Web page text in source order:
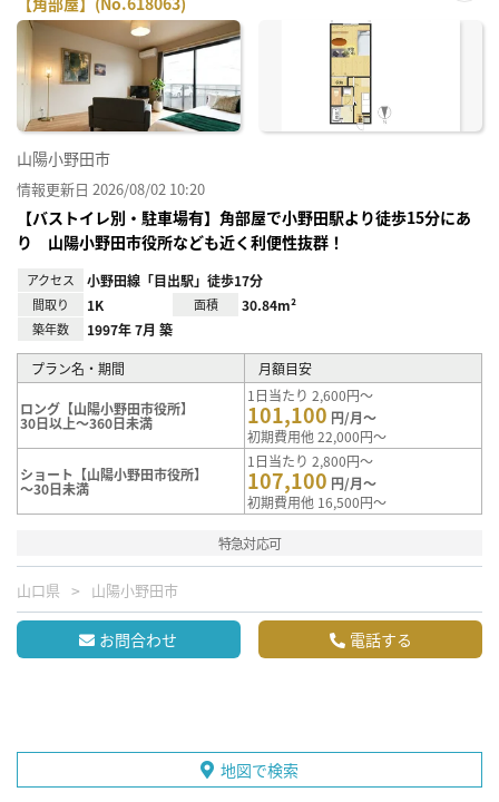
に入
山陽小野田市
情報更新日 2026/08/02 10:20
【バストイレ別・駐車場有】角部屋で小野田駅より徒歩15分にあ
り 山陽小野田市役所なども近く利便性抜群！
アクセス 小野田線「目出駅」徒歩17分
間取り 1K 面積 30.84m²
築年数 1997年 7月 築
プラン名・期間 月額目安
ロング【山陽小野田市役所】
30日以上～360日未満
1日当たり 2,600円～
101,100 円/月～
初期費用他 22,000円～
ショート【山陽小野田市役所】
～30日未満
1日当たり 2,800円～
107,100 円/月～
初期費用他 16,500円～
特急対応可
山口県 山陽小野田市
お問合わせ 電話する
地図で検索